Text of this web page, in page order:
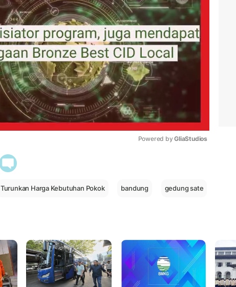
Powered by GliaStudios
Turunkan Harga Kebutuhan Pokok bandung gedung sate